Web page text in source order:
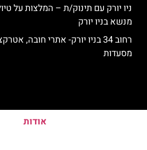
ניו יורק עם תינוק/ת – המלצות על
מנשא בניו יורק
רחוב 34 בניו יורק- אתרי חובה,
מסעדות
אודות